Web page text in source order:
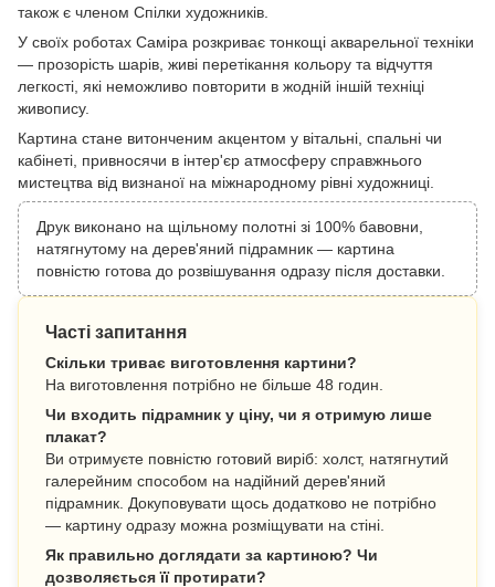
також є членом Спілки художників.
У своїх роботах Саміра розкриває тонкощі акварельної техніки
— прозорість шарів, живі перетікання кольору та відчуття
легкості, які неможливо повторити в жодній іншій техніці
живопису.
Картина стане витонченим акцентом у вітальні, спальні чи
кабінеті, привносячи в інтер'єр атмосферу справжнього
мистецтва від визнаної на міжнародному рівні художниці.
Друк виконано на щільному полотні зі 100% бавовни,
натягнутому на дерев'яний підрамник — картина
повністю готова до розвішування одразу після доставки.
Часті запитання
Скільки триває виготовлення картини?
На виготовлення потрібно не більше 48 годин.
Чи входить підрамник у ціну, чи я отримую лише
плакат?
Ви отримуєте повністю готовий виріб: холст, натягнутий
галерейним способом на надійний дерев'яний
підрамник. Докуповувати щось додатково не потрібно
— картину одразу можна розміщувати на стіні.
Як правильно доглядати за картиною? Чи
дозволяється її протирати?